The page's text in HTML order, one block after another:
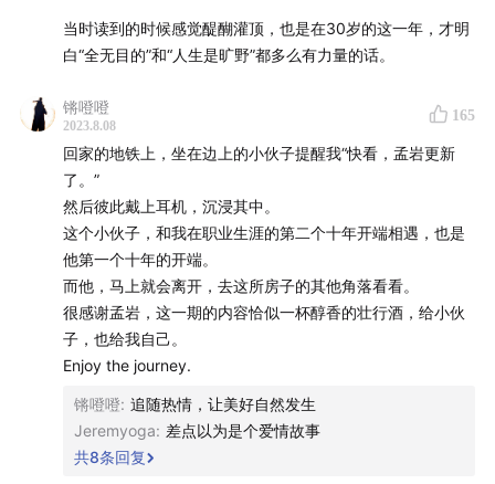
本期精彩声波摘录，请点击右边的链接查看
38:16 如何克服对「随机性」的恐惧？
「
允许奇迹发生，关键是要允许并不是我们最初期待
的奇迹发生」
孟岩如何理解名人们纷纷辍学追梦的操作？
有知有行的过去也是未来奇迹的垫脚石：不再执着
于最后的结果，将重心放在实践和改变上
💭 延伸信息
💫 相关书籍：《为什么伟大不能被计划
本文的独特之处在于,它从哲学和科学的角度,深入剖析了我们
中,如何通过一种更开放、更随机的方式去探索和发现。这种
观点对于如何规划人生和事业,以及如何获得创造力都有一定
的启发意义。
当时读到的时候感觉醍醐灌顶，也是在30岁的这一年，才明
白“全无目的”和“人生是旷野”都多么有力量的话。
锵噔噔
2023.8.08
165
回家的地铁上，坐在边上的小伙子提醒我“快看，孟岩更新
了。”
然后彼此戴上耳机，沉浸其中。
这个小伙子，和我在职业生涯的第二个十年开端相遇，也是
他第一个十年的开端。
而他，马上就会离开，去这所房子的其他角落看看。
很感谢孟岩，这一期的内容恰似一杯醇香的壮行酒，给小伙
子，也给我自己。
Enjoy the journey.
锵噔噔: 追随热情，让美好自然发生
Jeremyoga: 差点以为是个爱情故事
共8条回复